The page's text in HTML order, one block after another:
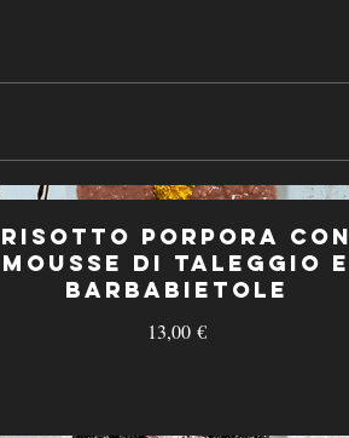
Risotto Porpora con
Mousse di Taleggio e
Barbabietole
13,00 €